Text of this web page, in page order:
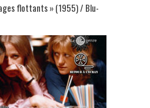
flottants » (1955) / Blu-